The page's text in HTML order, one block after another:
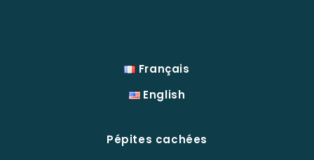
Français
English
Pépites cachées